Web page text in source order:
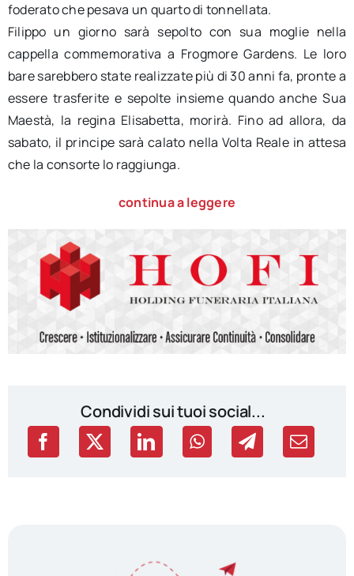
foderato che pesava un quarto di tonnellata.
Filippo un giorno sarà sepolto con sua moglie nella
cappella commemorativa a Frogmore Gardens. Le loro
bare sarebbero state realizzate più di 30 anni fa, pronte a
essere trasferite e sepolte insieme quando anche Sua
Maestà, la regina Elisabetta, morirà. Fino ad allora, da
sabato, il principe sarà calato nella Volta Reale in attesa
che la consorte lo raggiunga.
continua a leggere
Condividi sui tuoi social...